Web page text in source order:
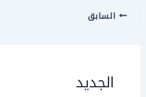
السابق
الجديد